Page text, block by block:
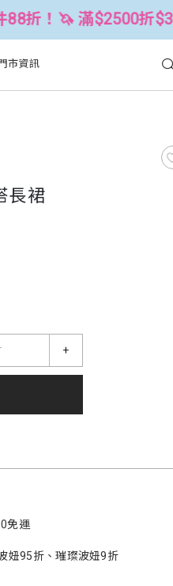
折$300 (可累折）
市資訊
長裙
+
免運
妞95折、璀璨波妞9折